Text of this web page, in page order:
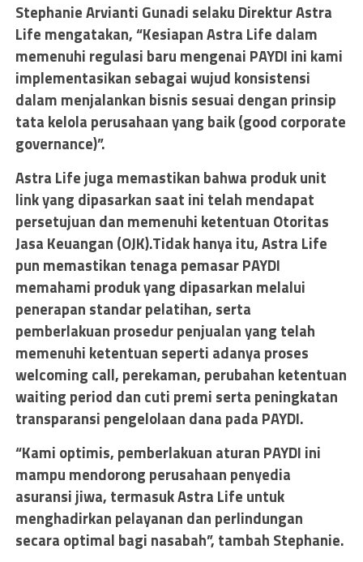
Stephanie Arvianti Gunadi selaku Direktur Astra
Life mengatakan, “Kesiapan Astra Life dalam
memenuhi regulasi baru mengenai PAYDI ini kami
implementasikan sebagai wujud konsistensi
dalam menjalankan bisnis sesuai dengan prinsip
tata kelola perusahaan yang baik (good corporate
governance)”.
Astra Life juga memastikan bahwa produk unit
link yang dipasarkan saat ini telah mendapat
persetujuan dan memenuhi ketentuan Otoritas
Jasa Keuangan (OJK).Tidak hanya itu, Astra Life
pun memastikan tenaga pemasar PAYDI
memahami produk yang dipasarkan melalui
penerapan standar pelatihan, serta
pemberlakuan prosedur penjualan yang telah
memenuhi ketentuan seperti adanya proses
welcoming call, perekaman, perubahan ketentuan
waiting period dan cuti premi serta peningkatan
transparansi pengelolaan dana pada PAYDI.
“Kami optimis, pemberlakuan aturan PAYDI ini
mampu mendorong perusahaan penyedia
asuransi jiwa, termasuk Astra Life untuk
menghadirkan pelayanan dan perlindungan
secara optimal bagi nasabah”, tambah Stephanie.